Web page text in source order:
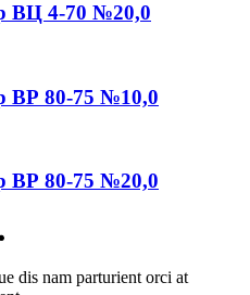
ВЦ 4-70 №20,0
ВР 80-75 №10,0
ВР 80-75 №20,0
dis nam parturient orci at